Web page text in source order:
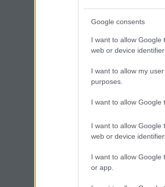
Google consents
I want to allow Google
web or device
I want to allow my
purposes.
I want to allow Google
I want to allow Google
web or device
I want to allow Google
or app.